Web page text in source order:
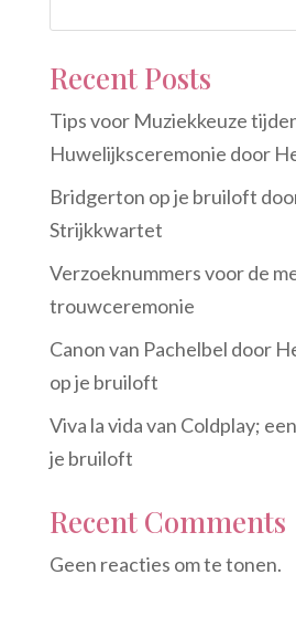
Recent Posts
Tips voor Muziekkeuze
Huwelijksceremonie door
Bridgerton op je bruiloft
Strijkkwartet
Verzoeknummers voor de
trouwceremonie
Canon van Pachelbel door
op je bruiloft
Viva la vida van Coldplay;
je bruiloft
Recent Comments
Geen reacties om te tonen.